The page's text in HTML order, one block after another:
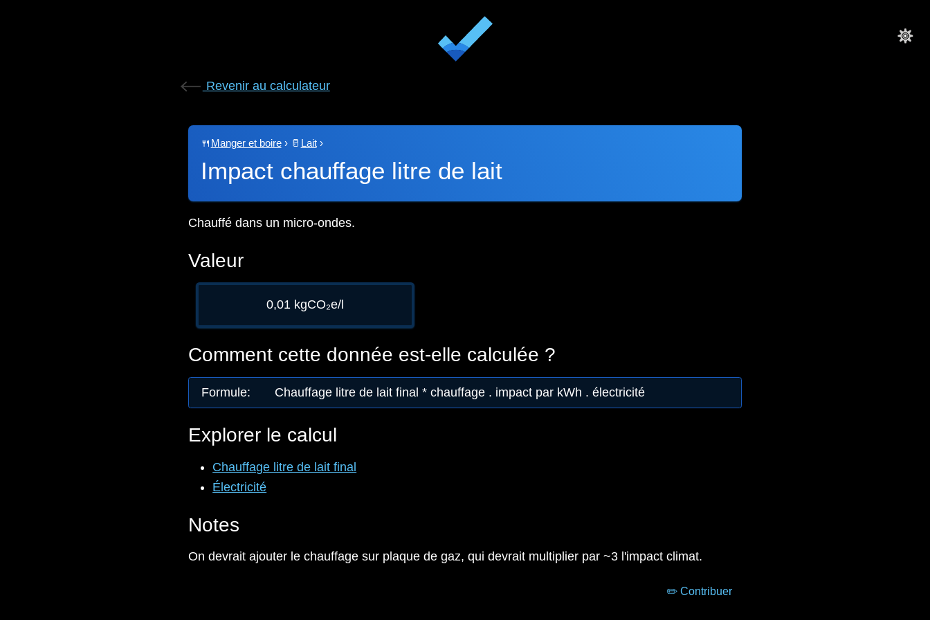
Revenir au calculateur
🍴 Manger et boire› 🥛 Lait›
Impact chauffage litre de lait
Chauffé dans un micro-ondes.
Valeur
0,01 kgCO₂e/l
Comment cette donnée est-elle calculée ?
Formule: Chauffage litre de lait final * chauffage . impact par kWh . électricité
Explorer le calcul
Chauffage litre de lait final
Électricité
Notes
On devrait ajouter le chauffage sur plaque de gaz, qui devrait multiplier par ~3 l'impact climat.
✏️ Contribuer